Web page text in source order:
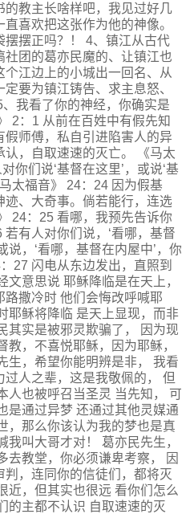
教主长啥样吧，我见过好几
喜欢把这张作为他的神像。
摆摆正吗？！ 4、镇江从古代
团的葛亦民魔的、让镇江也
江边上的小城出一回名、从
要为镇江铸告、求主息怒、
我看了你的神经，你确实是
2：1 从前在百姓中有假先知
师傅，私自引进陷害人的异
，自取速速的灭亡。 《马太
你们说‘基督在这里’，或说‘基
太福音》 24：24 因为假基
、大奇事。倘若能行，连选
24：25 看哪，我预先告诉你
有人对你们说，‘看哪，基督
说，‘看哪，基督在内屋中’，你
27 闪电从东边发出，直照到
意思说 耶稣降临是在天上，
撒冷时 他们会悔改呼喊耶
耶稣将降临 是天上显现，而非
其实是被邪灵欺骗了， 因为现
，不喜悦耶稣，因为耶稣，
生，希望你能明辨是非， 我看
人之辈，这是我敬佩的， 但
人也被呼召当圣灵 当先知， 可
是通过异梦 还通过其他灵媒通
，那么你该认为我的梦也是真
叫大哥才对！ 葛亦民先生，
去教堂，你必须谦卑考察， 因
，连同你的信徒们，都将灭
近，但其实也很远 看你们怎么
的主都不认识 自取速速的灭